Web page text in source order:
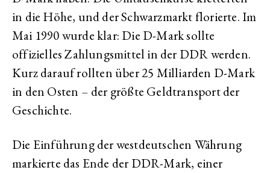
in die Höhe, und der Schwarzmarkt florierte. Im
Mai 1990 wurde klar: Die D-Mark sollte
offizielles Zahlungsmittel in der DDR werden.
Kurz darauf rollten über 25 Milliarden D-Mark
in den Osten – der größte Geldtransport der
Geschichte.
Die Einführung der westdeutschen Währung
markierte das Ende der DDR-Mark, einer